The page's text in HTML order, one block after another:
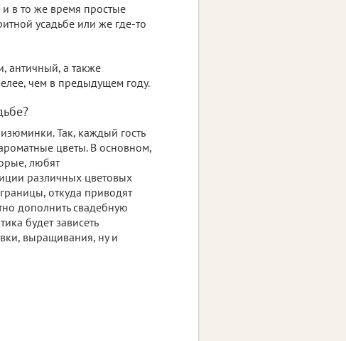
в то же время простые
усадьбе или же где-то
античный, а также
чем в предыдущем году.
Так, каждый гость
цветы. В основном,
любят
различных цветовых
откуда приводят
дополнить свадебную
будет зависеть
выращивания, ну и